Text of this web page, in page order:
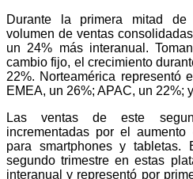
Durante la primera mitad
volumen de ventas
un 24% más interanual.
cambio fijo, el crecimiento
22%. Norteamérica representó
EMEA, un 26%; APAC, un 22%;
Las ventas de este
incrementadas por el
para smartphones y tabletas.
segundo trimestre en estas
interanual y representó por